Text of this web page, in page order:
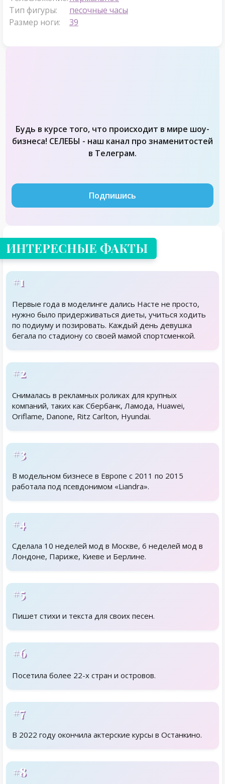
Тип фигуры:
песочные часы
Размер ноги:
39
Будь в курсе того, что происходит в мире шоу-
бизнеса! СЕЛЕБЫ - наш канал про знаменитостей
в Телеграм.
Подпишись
ИНТЕРЕСНЫЕ ФАКТЫ
#1
Первые года в моделинге дались Насте не просто,
нужно было придерживаться диеты, учиться ходить
по подиуму и позировать. Каждый день девушка
бегала по стадиону со своей мамой спортсменкой.
#2
Снималась в рекламных роликах для крупных
компаний, таких как Сбербанк, Ламода, Huawei,
Oriflame, Danone, Ritz Carlton, Hyundai.
#3
В модельном бизнесе в Европе с 2011 по 2015
работала под псевдонимом «Liandra».
#4
Сделала 10 неделей мод в Москве, 6 неделей мод в
Лондоне, Париже, Киеве и Берлине.
#5
Пишет стихи и текста для своих песен.
#6
Посетила более 22-х стран и островов.
#7
В 2022 году окончила актерские курсы в Останкино.
#8